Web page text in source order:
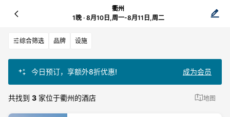
衢州
1晚 · 8月10日,周一-8月11日,周二
综合筛选 品牌 设施
今日预订，享额外8折优惠! 成为会员
共找到 3 家位于衢州的酒店 地图